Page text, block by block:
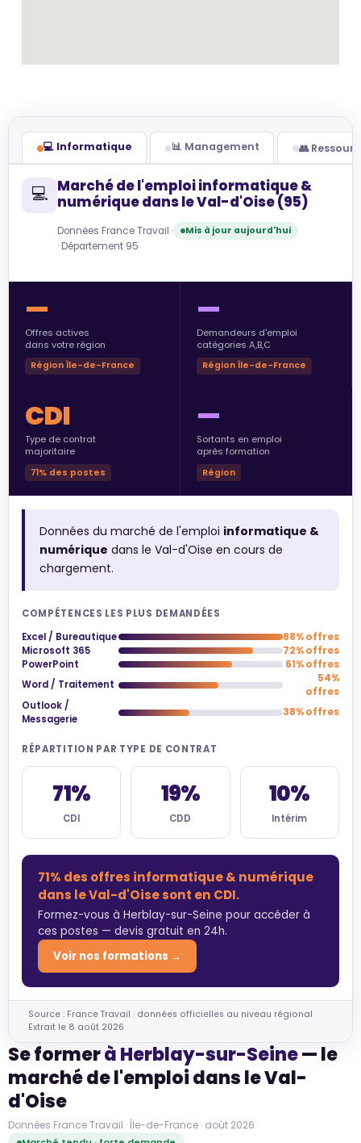
💻 Informatique 📊 Management 👥
💻 Marché de l'emploi informatique &
numérique dans le Val-d'Oise (95)
Données France Travail · Mis à jour aujourd'hui
· Département 95
—
Offres actives
dans votre région
Région Île-de-France
—
Demandeurs d'emploi
catégories A,B,C
Région Île-de-France
CDI
Type de contrat
majoritaire
71% des postes
—
Sortants en emploi
après formation
Région
Données du marché de l'emploi informatique &
numérique dans le Val-d'Oise en cours de
chargement.
COMPÉTENCES LES PLUS DEMANDÉES
Excel / Bureautique
88% offres
Microsoft 365
72% offres
PowerPoint
61% offres
Word / Traitement
54%
offres
Outlook /
Messagerie
38% offres
RÉPARTITION PAR TYPE DE CONTRAT
71%
CDI
19%
CDD
10%
Intérim
71% des offres informatique & numérique
dans le Val-d'Oise sont en CDI.
Formez-vous à Herblay-sur-Seine pour accéder à
ces postes — devis gratuit en 24h.
Voir nos formations →
Source : France Travail · données officielles au niveau régional
Extrait le 8 août 2026
Se formerà Herblay-sur-Seine— le
marché de l'emploi dans le Val-
d'Oise
Données France Travail · Île-de-France · août 2026